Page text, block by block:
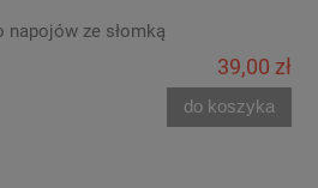
napojów ze słomką
39,00 zł
do koszyka